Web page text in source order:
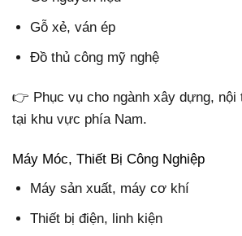
Gỗ xẻ, ván ép
Đồ thủ công mỹ nghệ
👉 Phục vụ cho ngành xây dựng, nội
tại khu vực phía Nam.
Máy Móc, Thiết Bị Công Nghiệp
Máy sản xuất, máy cơ khí
Thiết bị điện, linh kiện